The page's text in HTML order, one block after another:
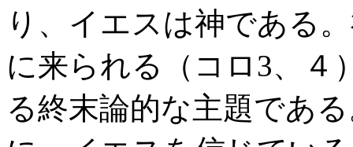
り、イエスは神である
に来られる（コロ3、４
る終末論的な主題であ